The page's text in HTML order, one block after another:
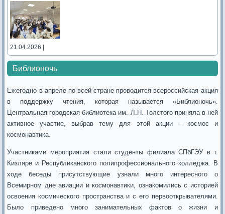
21.04.2026 |
Библионочь
Ежегодно в апреле по всей стране проводится всероссийская акция
в поддержку чтения, которая называется «Библионочь».
Центральная городская библиотека им. Л.Н. Толстого приняла в ней
активное участие, выбрав тему для этой акции – космос и
космонавтика.
Участниками мероприятия стали студенты филиала СПбГЭУ в г.
Кизляре и Республиканского полипрофессионального колледжа. В
ходе беседы присутствующие узнали много интересного о
Всемирном дне авиации и космонавтики, ознакомились с историей
освоения космического пространства и с его первооткрывателями.
Было приведено много занимательных фактов о жизни и